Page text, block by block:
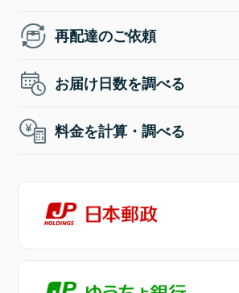
再配達のご依頼
お届け日数を調べる
料金を計算・調べる